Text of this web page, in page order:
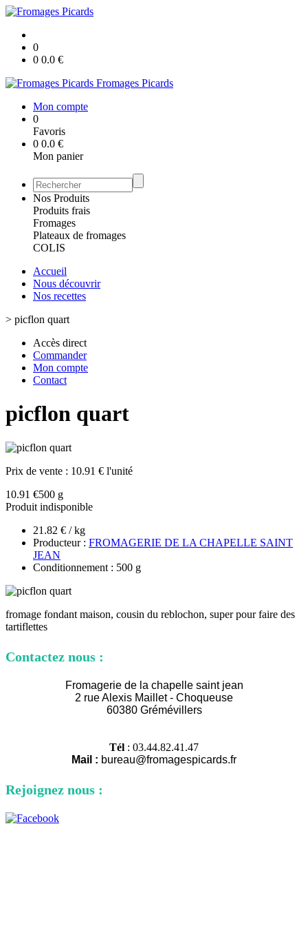
0
0 0.0 €
Fromages Picards
Mon compte
0
Favoris
0 0.0 €
Mon panier
Nos Produits
Produits frais
Fromages
Plateaux de fromages
COLIS
Accueil
Nous découvrir
Nos recettes
> picflon quart
Accès direct
Commander
Mon compte
Contact
picflon quart
Prix de vente : 10.91 € l'unité
10.91 €500 g
Produit indisponible
21.82 € / kg
Producteur : FROMAGERIE DE LA CHAPELLE SAINT
JEAN
Conditionnement : 500 g
fromage fondant maison, cousin du reblochon, super pour faire des
tartiflettes
Contactez nous :
Fromagerie de la chapelle saint jean
2 rue Alexis Maillet - Choqueuse
60380 Grémévillers
Tél : 03.44.82.41.47
Mail : bureau@fromagespicards.fr
Rejoignez nous :